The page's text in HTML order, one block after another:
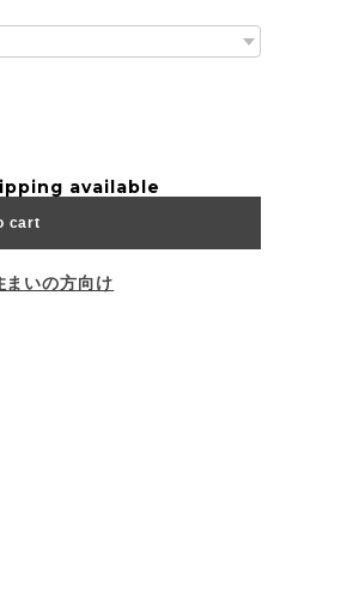
available
cart
まいの方向け